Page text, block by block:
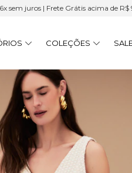
6x sem juros | Frete Grátis acima de
COLEÇÕES